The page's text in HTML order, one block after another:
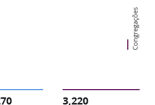
Congregações
3,220